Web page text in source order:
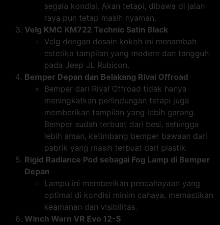
segala kondisi. Akan tetapi, dibawa di jalan
raya pun tetap masih nyaman.
Velg KMC KM722 Technic Satin Black
Velg dengan desain kokoh ini menambah
estetika tampilan yang modern dan tangguh
pada Jeep JL Rubicon.
Bemper Depan dan Belakang Rival Offroad
Bemper dari Rival Offroad tidak hanya
meningkatkan perlindungan tetapi juga
memberikan tampilan yang lebih garang.
Bemper sudah terbuat dari besi, sehingga
lebih aman, ketimbang bemper bawaan dari
pabrik yang masih terbuat dari plastik.
Rigid Radiance Pod sebagai Fog Lamp di Bemper
Depan
Lampu ini memberikan pencahayaan yang
optimal di kondisi minim cahaya, memastikan
keamanan dan visibilitas.
Winch Warn VR Evo 12-S